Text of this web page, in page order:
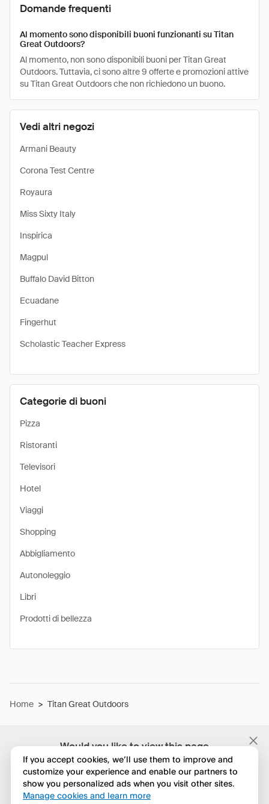
Would you like to view this page
in English?
No, continua a esplorare
Vedi altri negozi
Armani Beauty
Corona Test Centre
Royaura
Miss Sixty Italy
Inspirica
Magpul
Buffalo David Bitton
Ecuadane
Fingerhut
Scholastic Teacher Express
Categorie di buoni
Pizza
Ristoranti
Televisori
Hotel
Viaggi
Shopping
Abbigliamento
Autonoleggio
Libri
Prodotti di bellezza
Domande frequenti
Al momento sono disponibili buoni funzionanti su Titan
Great Outdoors?
Al momento, non sono disponibili buoni per Titan Great
Outdoors. Tuttavia, ci sono altre 9 offerte e promozioni attive
su Titan Great Outdoors che non richiedono un buono.
Home > Titan Great Outdoors
If you accept cookies, we’ll use them to improve and
customize your experience and enable our partners to
show you personalized ads when you visit other sites.
Manage cookies and learn more